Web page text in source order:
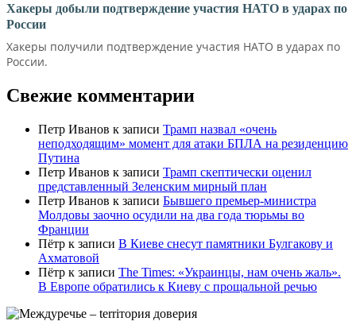
Хакеры добыли подтверждение участия НАТО в ударах по
России
Хакеры получили подтверждение участия НАТО в ударах по
России.
Свежие комментарии
Петр Иванов к записи Трамп назвал «очень
неподходящим» момент для атаки БПЛА на резиденцию
Путина
Петр Иванов к записи Трамп скептически оценил
представленный Зеленским мирный план
Петр Иванов к записи Бывшего премьер-министра
Молдовы заочно осудили на два года тюрьмы во
Франции
Пётр к записи В Киеве снесут памятники Булгакову и
Ахматовой
Пётр к записи Тhe Times: «Украинцы, нам очень жаль».
В Европе обратились к Киеву с прощальной речью